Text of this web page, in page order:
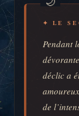
✦ LE
Pendant
déclic a
de